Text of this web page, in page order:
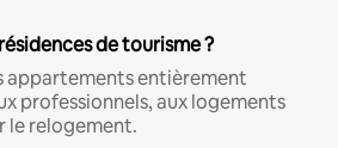
de tourisme ?
appartements entièrement
professionnels, aux logements
le relogement.